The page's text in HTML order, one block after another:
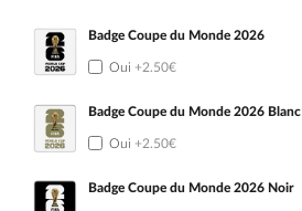
Badge Coupe du Monde 2026
Oui +2.50€
Badge Coupe du Monde 2026 Blanc
Oui +2.50€
Badge Coupe du Monde 2026 Noir